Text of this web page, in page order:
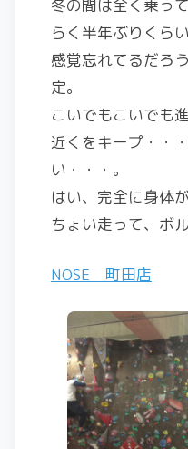
冬の間は全く乗っ
らく半年ぶりくら
感覚忘れてるだろ
定。
こいでもこいでも
近くをキープ・・
い・・・。
はい、完全に身体
ちょい走って、ボ
NOSE 町田店